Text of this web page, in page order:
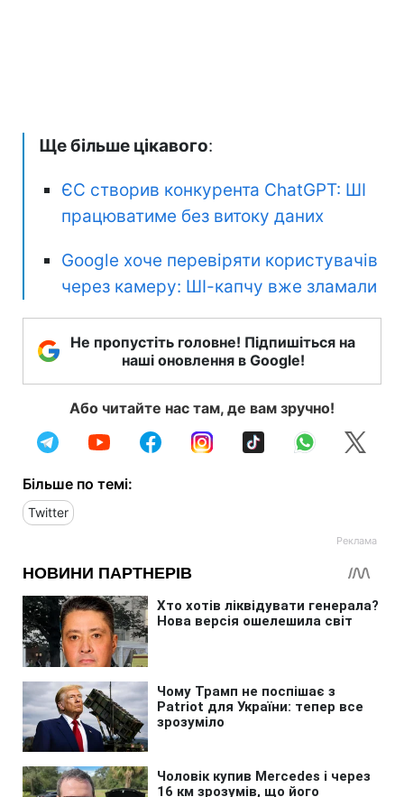
Ще більше цікавого:
ЄС створив конкурента ChatGPT: ШІ
працюватиме без витоку даних
Google хоче перевіряти користувачів
через камеру: ШІ-капчу вже зламали
Не пропустіть головне! Підпишіться на
наші оновлення в Google!
Або читайте нас там, де вам зручно!
Більше по темі:
Twitter